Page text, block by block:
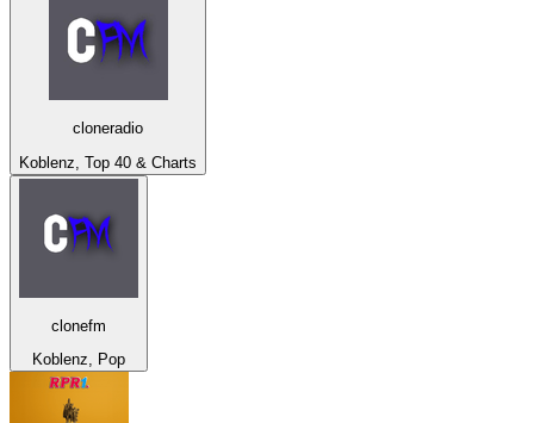
cloneradio
Koblenz, Top 40 & Charts
clonefm
Koblenz, Pop